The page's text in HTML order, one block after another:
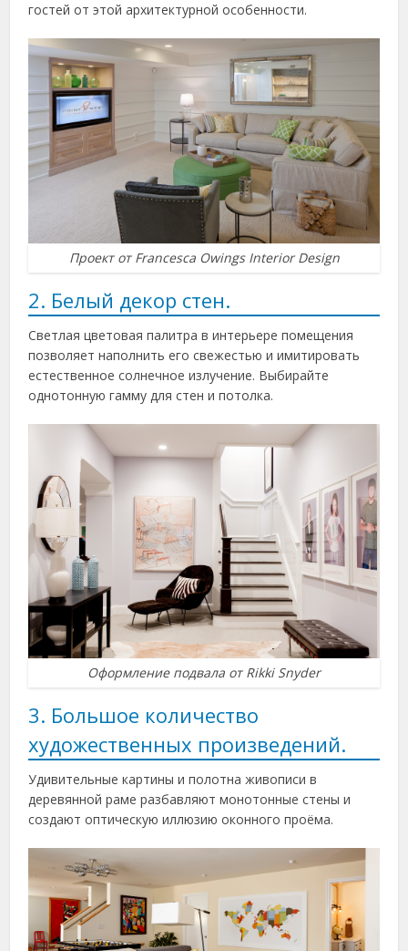
гостей от этой архитектурной особенности.
Проект от Francesca Owings Interior Design
2. Белый декор стен.
Светлая цветовая палитра в интерьере помещения
позволяет наполнить его свежестью и имитировать
естественное солнечное излучение. Выбирайте
однотонную гамму для стен и потолка.
Оформление подвала от Rikki Snyder
3. Большое количество
художественных произведений.
Удивительные картины и полотна живописи в
деревянной раме разбавляют монотонные стены и
создают оптическую иллюзию оконного проёма.